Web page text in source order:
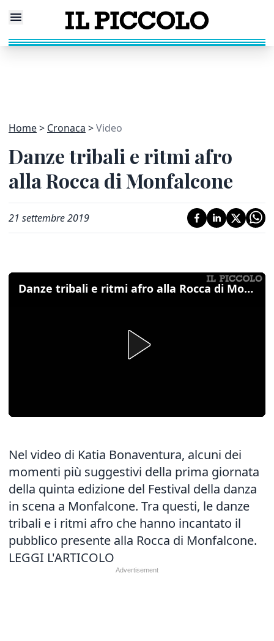
Home Cronaca Video
Danze tribali e ritmi afro
alla Rocca di Monfalcone
21 settembre 2019
Danze tribali e ritmi afro alla Rocca di Monfalcone
Nel video di Katia Bonaventura, alcuni dei
momenti più suggestivi della prima giornata
della quinta edizione del Festival della danza
in scena a Monfalcone. Tra questi, le danze
tribali e i ritmi afro che hanno incantato il
pubblico presente alla Rocca di Monfalcone.
LEGGI L'ARTICOLO